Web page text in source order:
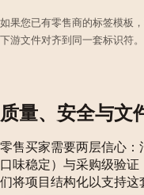
如果您已有零售商的标签模板
下游文件对齐到同一套标识符。
质量、安全与文
零售买家需要两层信心：
口味稳定）与采购级验
们将项目结构化以支持这